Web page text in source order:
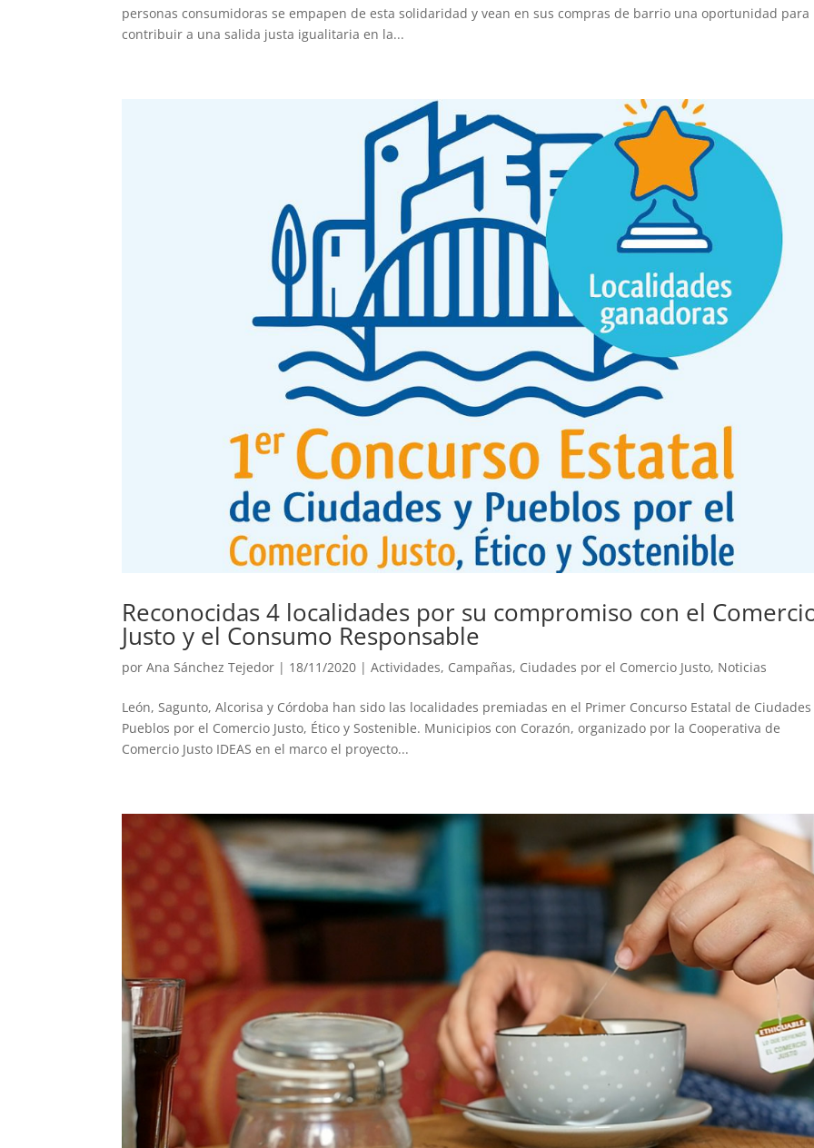
personas consumidoras se empapen de esta solidaridad y vean en sus compras de barrio una oportunidad para
contribuir a una salida justa igualitaria en la...
Reconocidas 4 localidades por su compromiso con el
Justo y el Consumo Responsable
porAna Sánchez Tejedor | 18/11/2020 |Actividades, Campañas, Ciudades por el Comercio Justo, Noticias
León, Sagunto, Alcorisa y Córdoba han sido las localidades premiadas en el Primer Concurso Estatal de Ciudades
Pueblos por el Comercio Justo, Ético y Sostenible. Municipios con Corazón, organizado por la Cooperativa de
Comercio Justo IDEAS en el marco el proyecto...